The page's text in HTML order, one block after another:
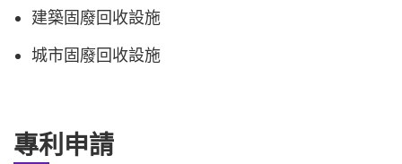
建築固廢回收設施
城市固廢回收設施
專利申請